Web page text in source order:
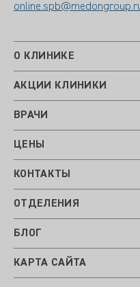
О КЛИНИКЕ
АКЦИИ КЛИНИКИ
ВРАЧИ
ЦЕНЫ
КОНТАКТЫ
ОТДЕЛЕНИЯ
БЛОГ
КАРТА САЙТА